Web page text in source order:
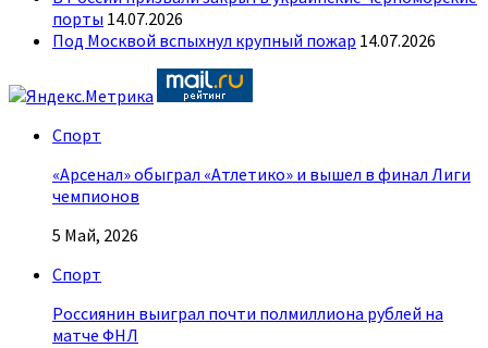
порты 14.07.2026
Под Москвой вспыхнул крупный пожар 14.07.2026
Спорт
«Арсенал» обыграл «Атлетико» и вышел в финал Лиги
чемпионов
5 Май, 2026
Спорт
Россиянин выиграл почти полмиллиона рублей на
матче ФНЛ